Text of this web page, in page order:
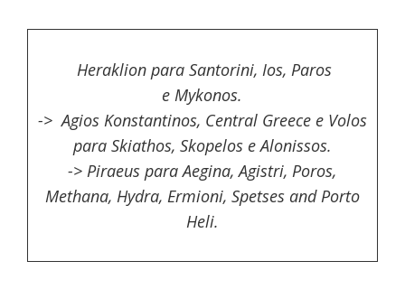
Heraklion para Santorini, Ios, Paros
e Mykonos.
-> Agios Konstantinos, Central Greece e Volos
para Skiathos, Skopelos e Alonissos.
-> Piraeus para Aegina, Agistri, Poros,
Methana, Hydra, Ermioni, Spetses and Porto
Heli.